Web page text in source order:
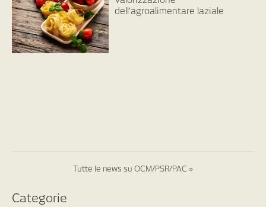
dell’agroalimentare laziale
Tutte le news su OCM/PSR/PAC »
Categorie